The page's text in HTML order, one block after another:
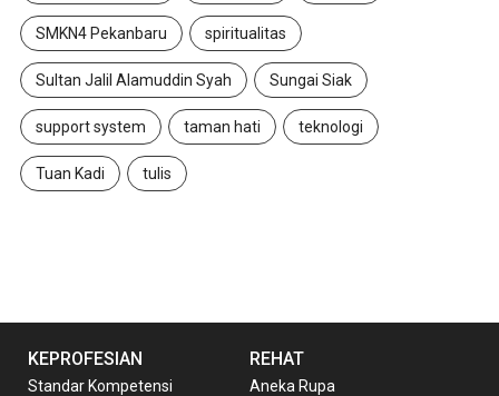
SMKN4 Pekanbaru spiritualitas
Sultan Jalil Alamuddin Syah Sungai Siak
support system taman hati teknologi
Tuan Kadi tulis
KEPROFESIAN
Standar Kompetensi
REHAT
Aneka Rupa